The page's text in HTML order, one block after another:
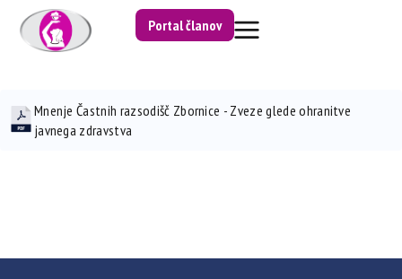
Portal članov
Mnenje Častnih razsodišč Zbornice - Zveze glede ohranitve
javnega zdravstva